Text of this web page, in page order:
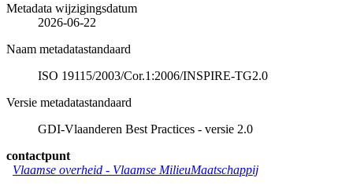
Metadata wijzigingsdatum
2026-06-22
Naam metadatastandaard
ISO 19115/2003/Cor.1:2006/INSPIRE-TG2.0
Versie metadatastandaard
GDI-Vlaanderen Best Practices - versie 2.0
contactpunt
Vlaamse overheid - Vlaamse MilieuMaatschappij